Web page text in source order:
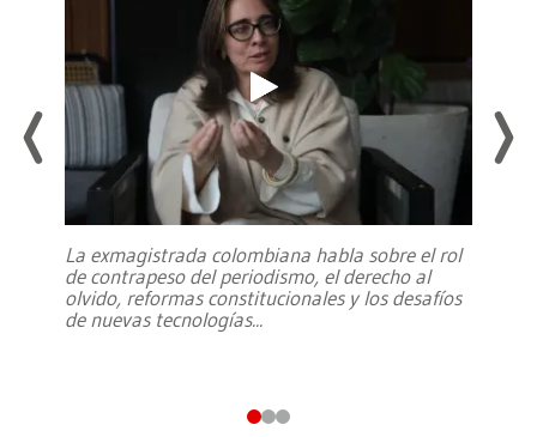
La exmagistrada colombiana habla sobre el rol
de contrapeso del periodismo, el derecho al
olvido, reformas constitucionales y los desafíos
de nuevas tecnologías...